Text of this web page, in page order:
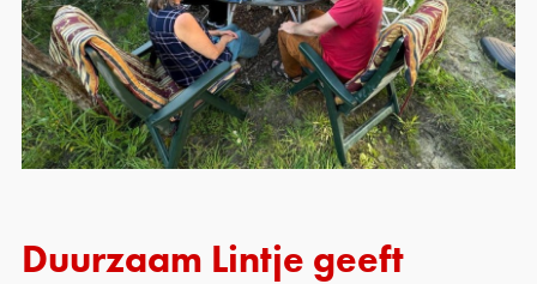
Duurzaam Lintje geeft